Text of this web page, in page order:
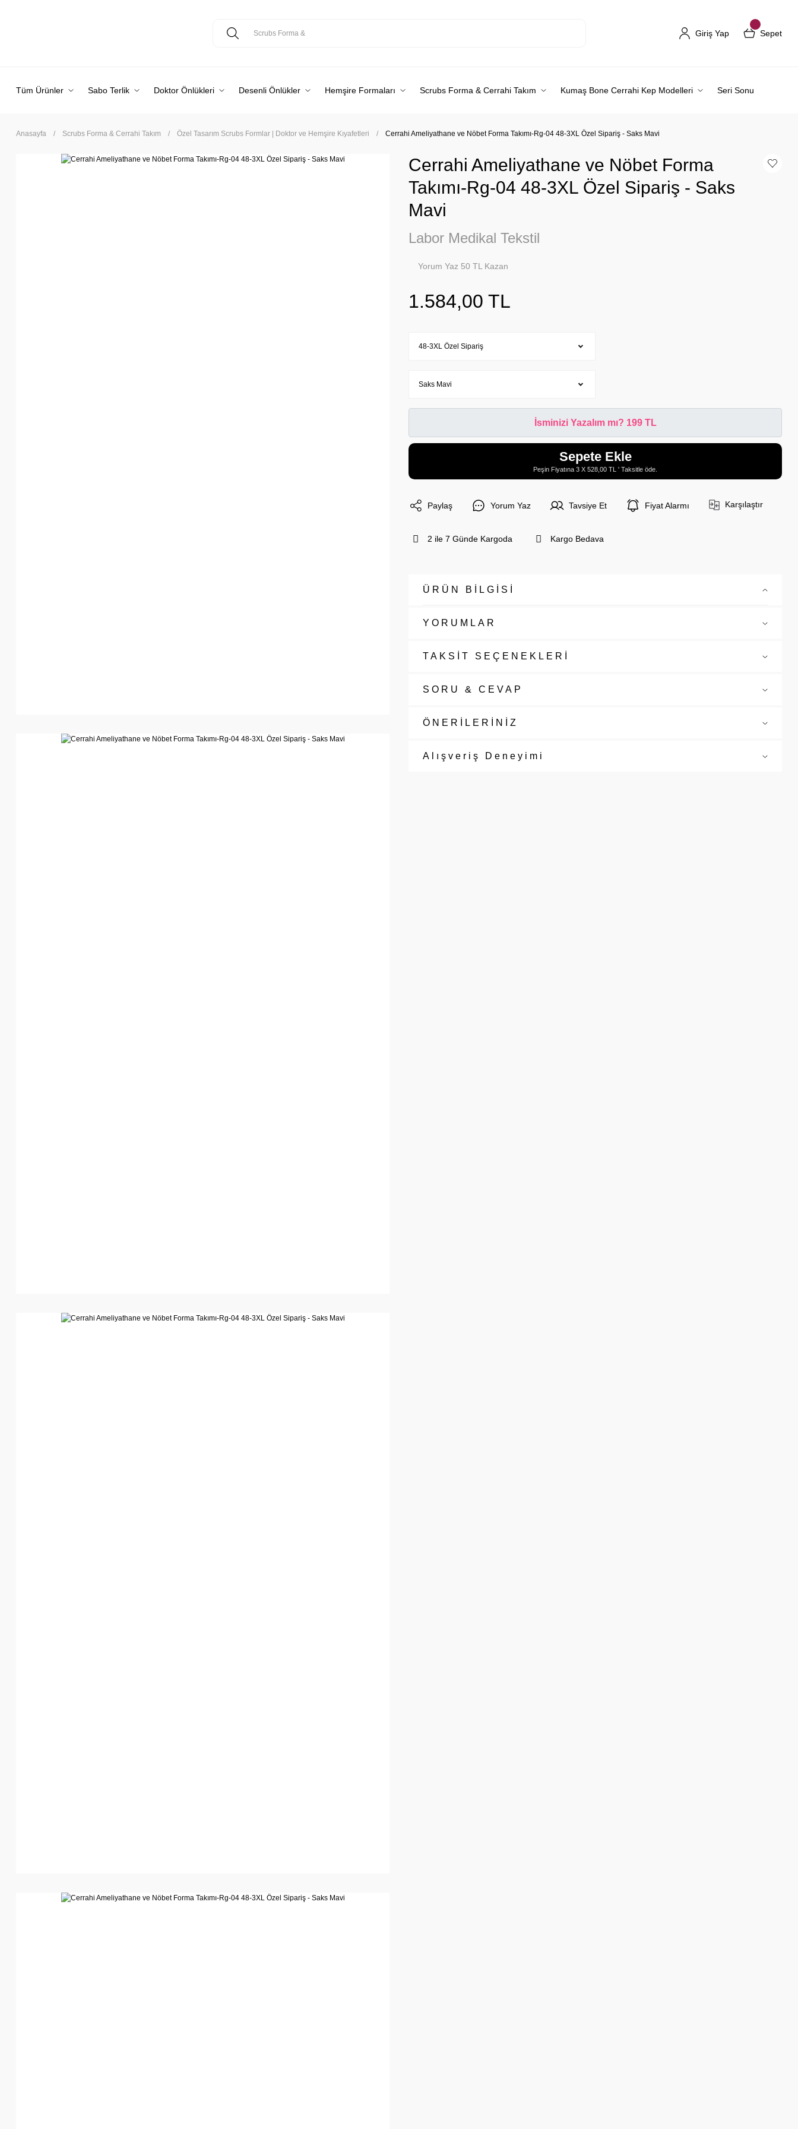
Giriş Yap Sepet
Tüm Ürünler Sabo Terlik Doktor Önlükleri Desenli Önlükler Hemşire Formaları Scrubs Forma & Cerrahi Takım Kumaş Bone Cerrahi Kep Modelleri Seri Sonu
Anasayfa Scrubs Forma & Cerrahi Takım Özel Tasarım Scrubs Formlar | Doktor ve Hemşire Kıyafetleri Cerrahi Ameliyathane ve Nöbet Forma Takımı-Rg-04 48-3XL Özel Sipariş - Saks Mavi
Cerrahi Ameliyathane ve Nöbet Forma
Takımı-Rg-04 48-3XL Özel Sipariş - Saks
Mavi
Labor Medikal Tekstil
Yorum Yaz 50 TL Kazan
1.584,00 TL
İsminizi Yazalım mı? 199 TL
Sepete Ekle
Peşin Fiyatına 3 X 528,00 TL ' Taksitle öde.
Paylaş Yorum Yaz Tavsiye Et Fiyat Alarmı Karşılaştır
2 ile 7 Günde Kargoda Kargo Bedava
ÜRÜN BİLGİSİ
YORUMLAR
TAKSİT SEÇENEKLERİ
SORU & CEVAP
ÖNERİLERİNİZ
Alışveriş Deneyimi